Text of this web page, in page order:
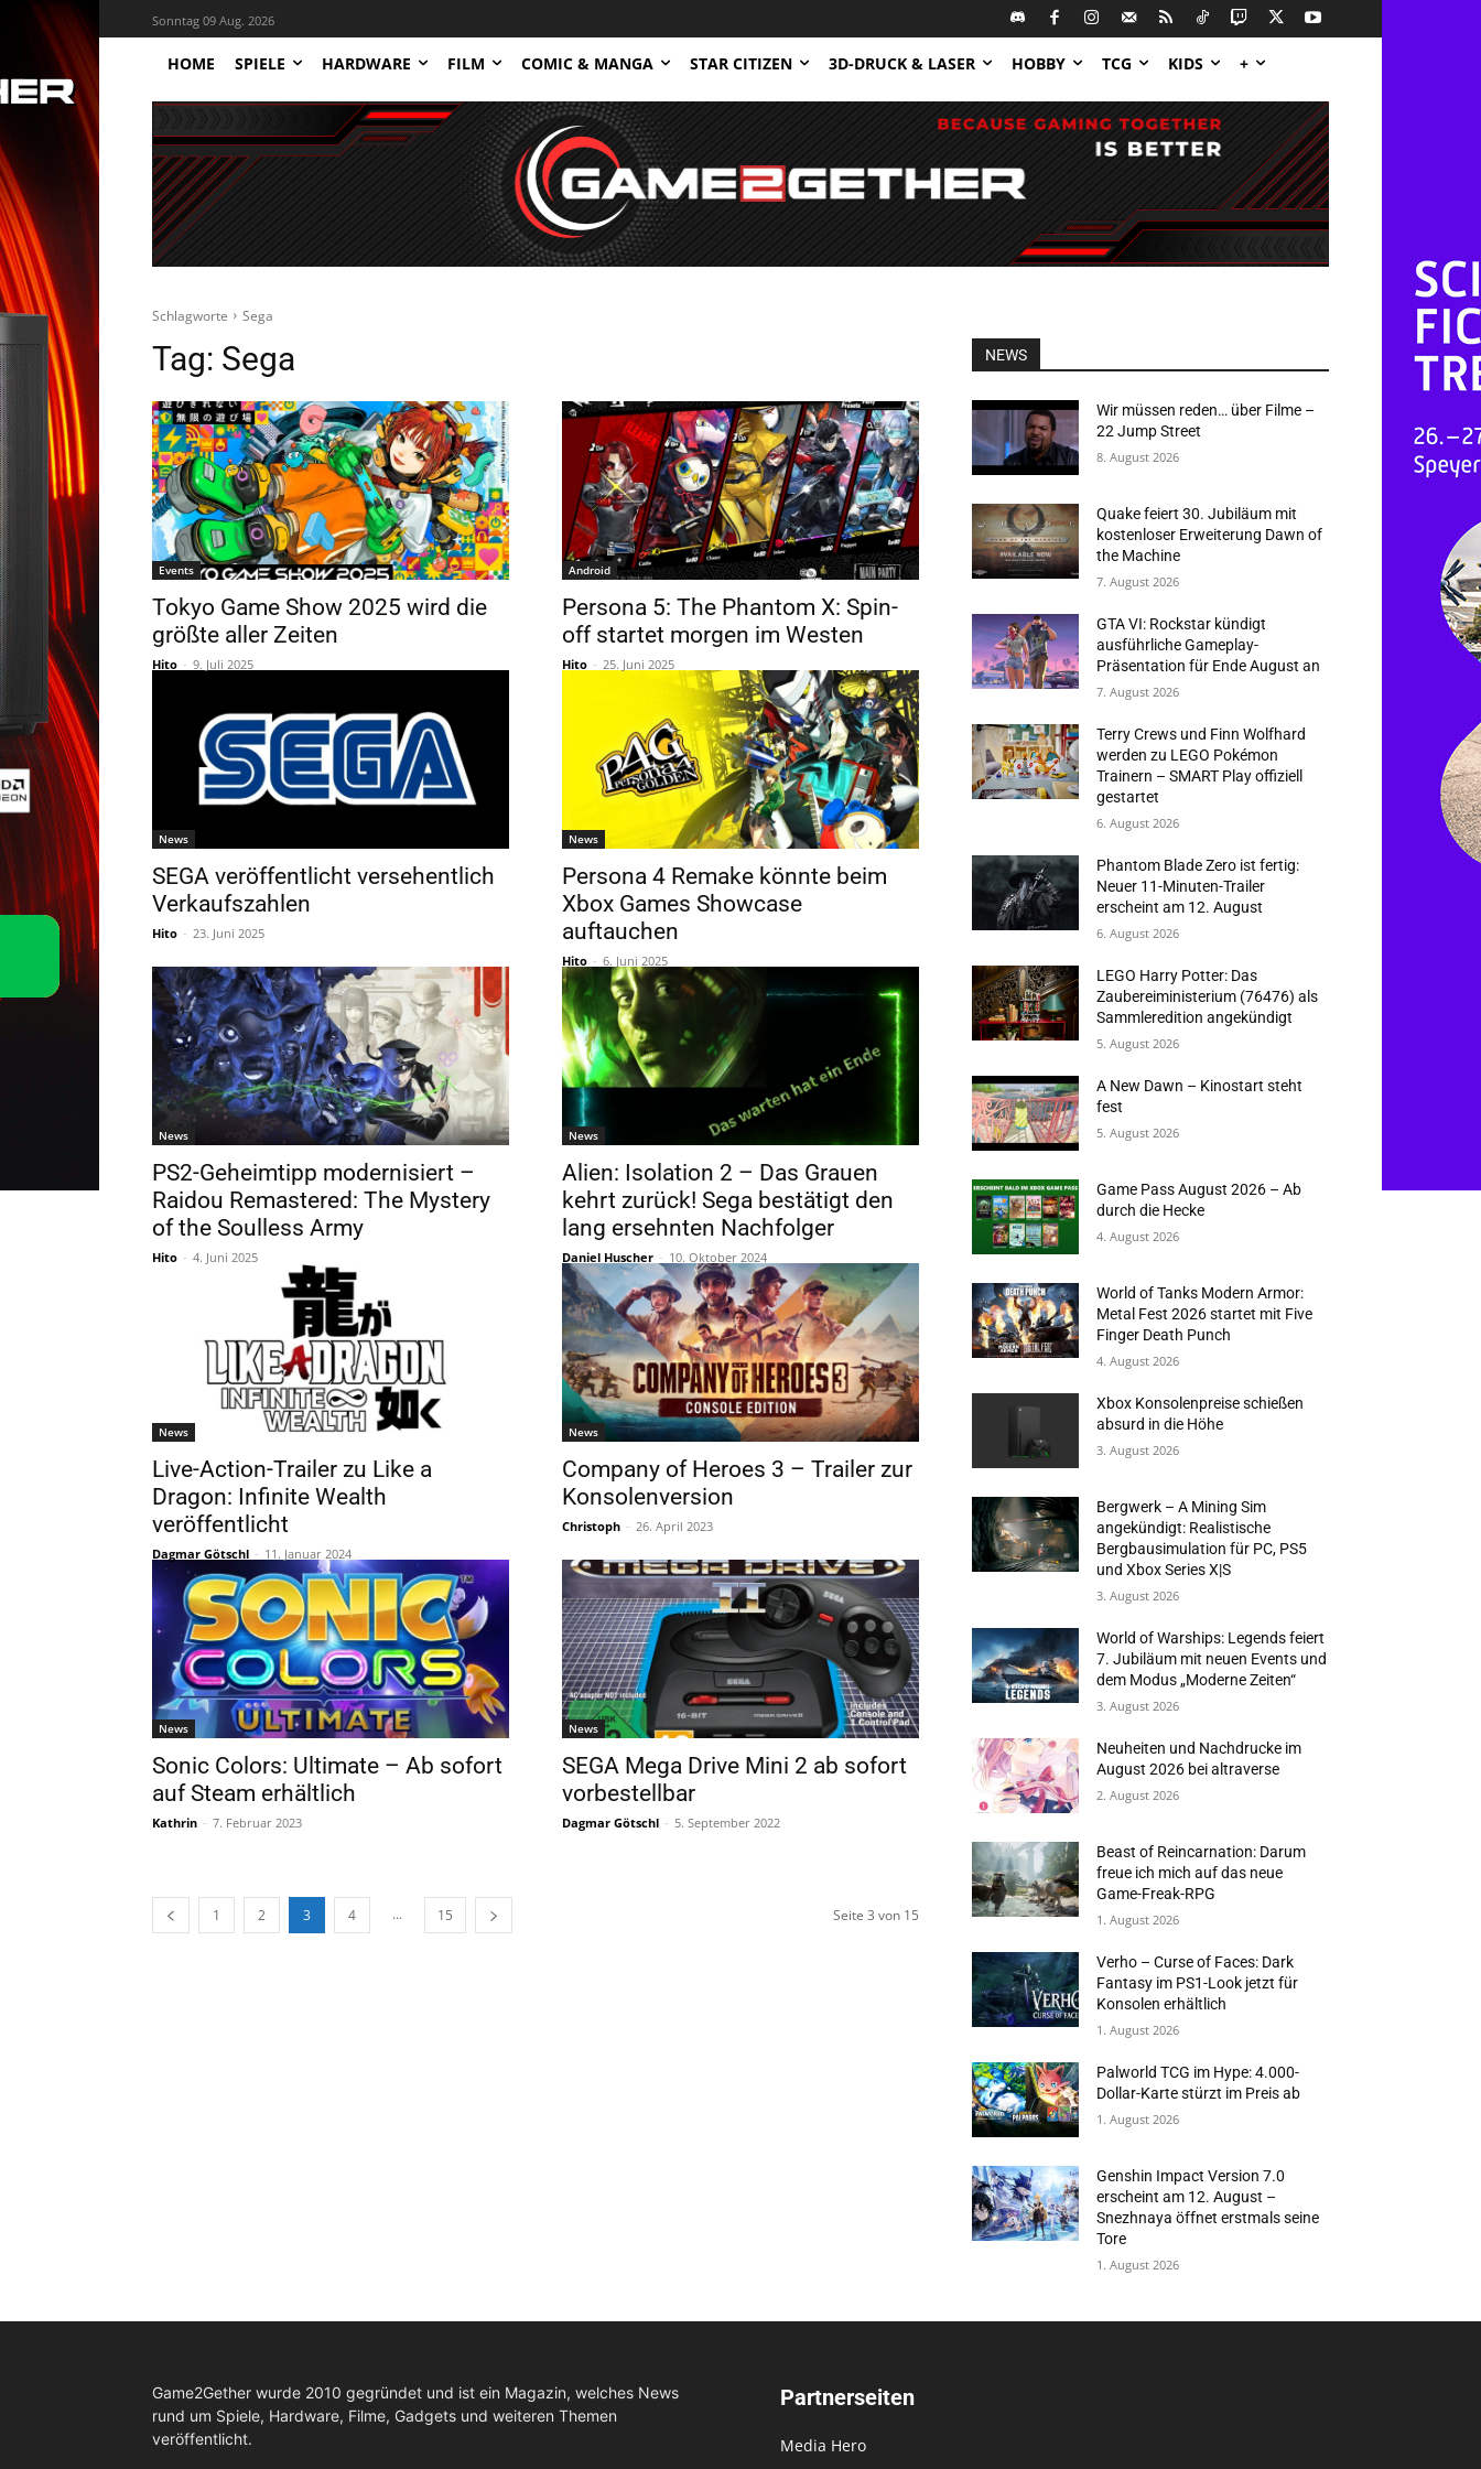
Sonntag 09 Aug. 2026
HOME SPIELE HARDWARE FILM COMIC & MANGA STAR CITIZEN 3D-DRUCK & LASER HOBBY TCG KIDS +
Schlagworte Sega
Tag: Sega
Events
Tokyo Game Show 2025 wird die
größte aller Zeiten
Hito - 9. Juli 2025
Android
Persona 5: The Phantom X: Spin-
off startet morgen im Westen
Hito - 25. Juni 2025
News
SEGA veröffentlicht versehentlich
Verkaufszahlen
Hito - 23. Juni 2025
News
Persona 4 Remake könnte beim
Xbox Games Showcase
auftauchen
Hito - 6. Juni 2025
News
PS2-Geheimtipp modernisiert –
Raidou Remastered: The Mystery
of the Soulless Army
Hito - 4. Juni 2025
News
Alien: Isolation 2 – Das Grauen
kehrt zurück! Sega bestätigt den
lang ersehnten Nachfolger
Daniel Huscher - 10. Oktober 2024
News
Live-Action-Trailer zu Like a
Dragon: Infinite Wealth
veröffentlicht
Dagmar Götschl - 11. Januar 2024
News
Company of Heroes 3 – Trailer zur
Konsolenversion
Christoph - 26. April 2023
News
Sonic Colors: Ultimate – Ab sofort
auf Steam erhältlich
Kathrin - 7. Februar 2023
News
SEGA Mega Drive Mini 2 ab sofort
vorbestellbar
Dagmar Götschl - 5. September 2022
1 2 3 4 ... 15 Seite 3 von 15
NEWS
Wir müssen reden… über Filme –
22 Jump Street
8. August 2026
Quake feiert 30. Jubiläum mit
kostenloser Erweiterung Dawn of
the Machine
7. August 2026
GTA VI: Rockstar kündigt
ausführliche Gameplay-
Präsentation für Ende August an
7. August 2026
Terry Crews und Finn Wolfhard
werden zu LEGO Pokémon
Trainern – SMART Play offiziell
gestartet
6. August 2026
Phantom Blade Zero ist fertig:
Neuer 11-Minuten-Trailer
erscheint am 12. August
6. August 2026
LEGO Harry Potter: Das
Zaubereiministerium (76476) als
Sammleredition angekündigt
5. August 2026
A New Dawn – Kinostart steht
fest
5. August 2026
Game Pass August 2026 – Ab
durch die Hecke
4. August 2026
World of Tanks Modern Armor:
Metal Fest 2026 startet mit Five
Finger Death Punch
4. August 2026
Xbox Konsolenpreise schießen
absurd in die Höhe
3. August 2026
Bergwerk – A Mining Sim
angekündigt: Realistische
Bergbausimulation für PC, PS5
und Xbox Series X|S
3. August 2026
World of Warships: Legends feiert
7. Jubiläum mit neuen Events und
dem Modus „Moderne Zeiten“
3. August 2026
Neuheiten und Nachdrucke im
August 2026 bei altraverse
2. August 2026
Beast of Reincarnation: Darum
freue ich mich auf das neue
Game-Freak-RPG
1. August 2026
Verho – Curse of Faces: Dark
Fantasy im PS1-Look jetzt für
Konsolen erhältlich
1. August 2026
Palworld TCG im Hype: 4.000-
Dollar-Karte stürzt im Preis ab
1. August 2026
Genshin Impact Version 7.0
erscheint am 12. August –
Snezhnaya öffnet erstmals seine
Tore
1. August 2026
Game2Gether wurde 2010 gegründet und ist ein Magazin, welches News
rund um Spiele, Hardware, Filme, Gadgets und weiteren Themen
veröffentlicht.
Partnerseiten
Media Hero